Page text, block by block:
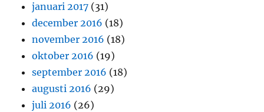
januari 2017 (31)
december 2016 (18)
november 2016 (18)
oktober 2016 (19)
september 2016 (18)
augusti 2016 (29)
juli 2016 (26)